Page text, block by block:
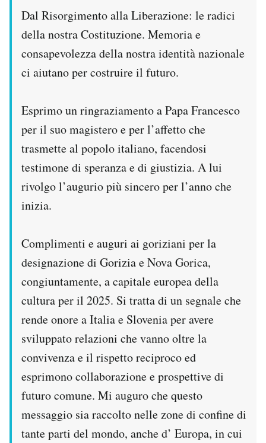
Dal Risorgimento alla Liberazione: le radici
della nostra Costituzione. Memoria e
consapevolezza della nostra identità nazionale
ci aiutano per costruire il futuro.
Esprimo un ringraziamento a Papa Francesco
per il suo magistero e per l’affetto che
trasmette al popolo italiano, facendosi
testimone di speranza e di giustizia. A lui
rivolgo l’augurio più sincero per l’anno che
inizia.
Complimenti e auguri ai goriziani per la
designazione di Gorizia e Nova Gorica,
congiuntamente, a capitale europea della
cultura per il 2025. Si tratta di un segnale che
rende onore a Italia e Slovenia per avere
sviluppato relazioni che vanno oltre la
convivenza e il rispetto reciproco ed
esprimono collaborazione e prospettive di
futuro comune. Mi auguro che questo
messaggio sia raccolto nelle zone di confine di
tante parti del mondo, anche d’ Europa, in cui